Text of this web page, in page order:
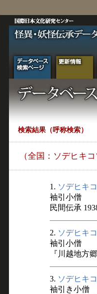
検索結果（呼称検索）
（全国：ソデヒキコ
1. ソデヒキ
袖引小僧
民間伝承
2. ソデヒキ
袖引小僧
『川越地方
3. ソデヒキ
袖引き小僧